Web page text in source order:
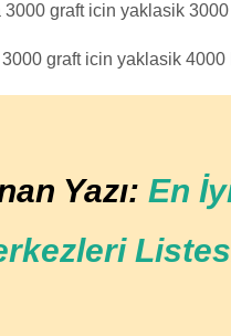
3000 graft icin yaklasik
3000 graft icin yaklasik 4000
Yazı: En